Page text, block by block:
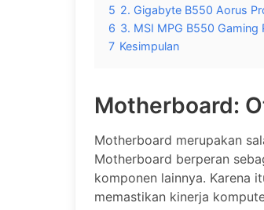
5 2. Gigabyte B550 Aorus
6 3. MSI MPG B550 Gaming
7 Kesimpulan
Motherboard:
Motherboard merupakan
Motherboard berperan
komponen lainnya. Karena
memastikan kinerja